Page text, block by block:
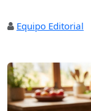
Equipo Editorial